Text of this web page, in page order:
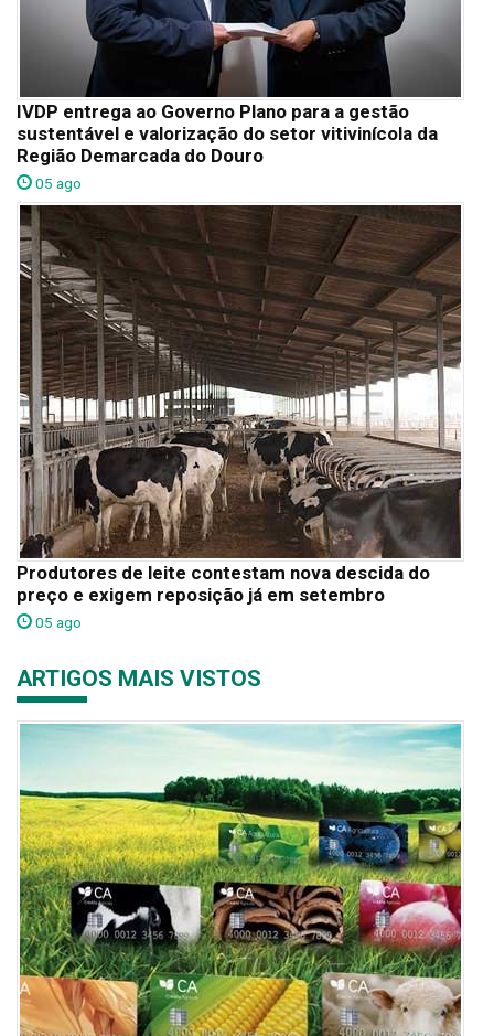
IVDP entrega ao Governo Plano para a gestão
sustentável e valorização do setor vitivinícola da
Região Demarcada do Douro
05 ago
Produtores de leite contestam nova descida do
preço e exigem reposição já em setembro
05 ago
ARTIGOS MAIS VISTOS